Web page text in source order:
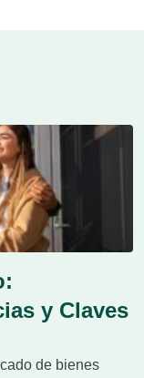
y Claves
de bienes